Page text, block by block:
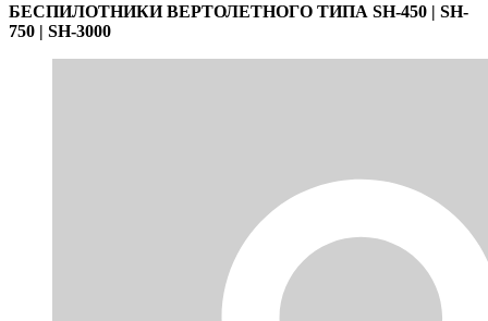
БЕСПИЛОТНИКИ ВЕРТОЛЕТНОГО ТИПА SH-450 | SH-
750 | SH-3000